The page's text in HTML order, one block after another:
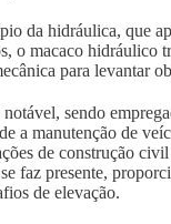
da hidráulica, que
o macaco hidráulico
para levantar
sendo
a manutenção de
de construção
faz presente,
de elevação.